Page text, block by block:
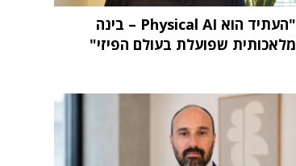
"העתיד הוא Physical AI – בינה
מלאכותית שפועלת בעולם הפיזי"